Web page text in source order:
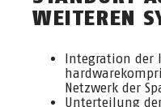
WEITEREN
Integration der
Netzwerk der
Unterteilung